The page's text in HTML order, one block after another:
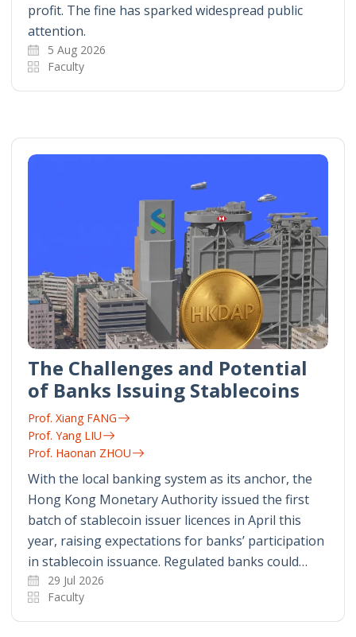
profit. The fine has sparked widespread public
attention.
5 Aug 2026
Faculty
The Challenges and Potential
of Banks Issuing Stablecoins
Prof. Xiang FANG
Prof. Yang LIU
Prof. Haonan ZHOU
With the local banking system as its anchor, the
Hong Kong Monetary Authority issued the first
batch of stablecoin issuer licences in April this
year, raising expectations for banks’ participation
in stablecoin issuance. Regulated banks could…
29 Jul 2026
Faculty